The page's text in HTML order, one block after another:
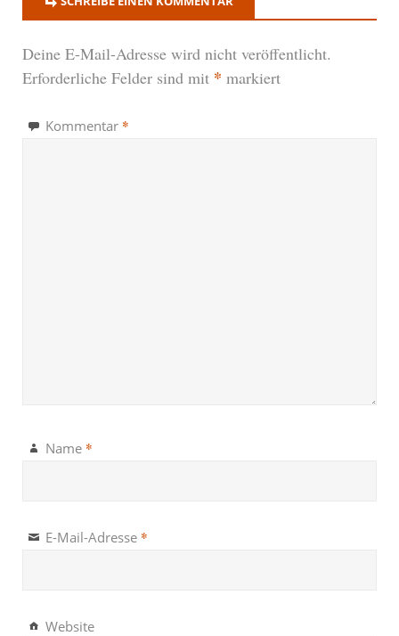
Deine E-Mail-Adresse wird nicht veröffentlicht.
Erforderliche Felder sind mit * markiert
Kommentar *
Name *
E-Mail-Adresse *
Website